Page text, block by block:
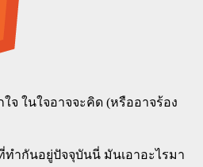
จ ในใจอาจจะคิด (หรืออาจร้อง
ทำกันอยู่ปัจจุบันนี่ มันเอาอะไรมา